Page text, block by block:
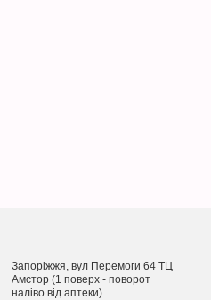
Запоріжжя, вул Перемоги 64 ТЦ
Амстор (1 поверх - поворот
наліво від аптеки)